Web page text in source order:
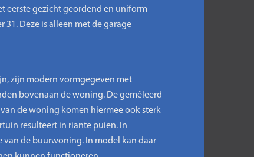
eerste gezicht geordend en uniform
Deze is alleen met de garage
zijn modern vormgegeven met
bovenaan de woning. De gemêleerd
de woning komen hiermee ook sterk
resulteert in riante puien. In
de buurwoning. In model kan daar